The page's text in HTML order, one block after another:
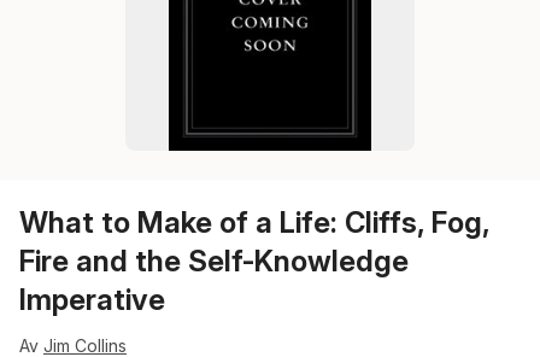
What to Make of a Life: Cliffs, Fog,
Fire and the Self-Knowledge
Imperative
Av Jim Collins